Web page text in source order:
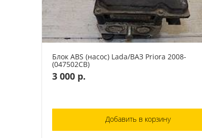
Блок ABS (насос) Lada/ВАЗ Priora 2008-
(047502СВ)
3 000 р.
Добавить в корзину